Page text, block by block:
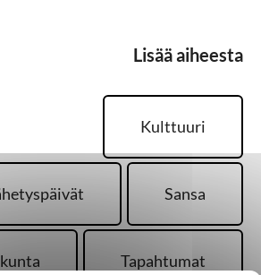
Lisää aiheesta
Kulttuuri
Sansa
Tapahtumat